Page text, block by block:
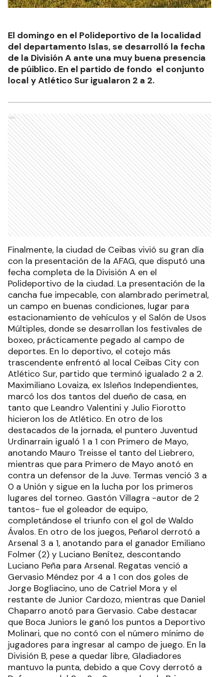
El domingo en el Polideportivo de la localidad
del departamento Islas, se desarrolló la fecha
de la División A ante una muy buena presencia
de púiblico. En el partido de fondo el conjunto
local y Atlético Sur igualaron 2 a 2.
Ads
Finalmente, la ciudad de Ceibas vivió su gran día
con la presentación de la AFAG, que disputó una
fecha completa de la División A en el
Polideportivo de la ciudad. La presentación de la
cancha fue impecable, con alambrado perimetral,
un campo en buenas condiciones, lugar para
estacionamiento de vehículos y el Salón de Usos
Múltiples, donde se desarrollan los festivales de
boxeo, prácticamente pegado al campo de
deportes. En lo deportivo, el cotejo más
trascendente enfrentó al local Ceibas City con
Atlético Sur, partido que terminó igualado 2 a 2.
Maximiliano Lovaiza, ex Isleños Independientes,
marcó los dos tantos del dueño de casa, en
tanto que Leandro Valentini y Julio Fiorotto
hicieron los de Atlético. En otro de los
destacados de la jornada, el puntero Juventud
Urdinarrain igualó 1 a 1 con Primero de Mayo,
anotando Mauro Treisse el tanto del Liebrero,
mientras que para Primero de Mayo anotó en
contra un defensor de la Juve. Termas venció 3 a
0 a Unión y sigue en la lucha por los primeros
lugares del torneo. Gastón Villagra -autor de 2
tantos- fue el goleador de equipo,
completándose el triunfo con el gol de Waldo
Ávalos. En otro de los juegos, Peñarol derrotó a
Arsenal 3 a 1, anotando para el ganador Emiliano
Folmer (2) y Luciano Benítez, descontando
Luciano Peña para Arsenal. Regatas venció a
Gervasio Méndez por 4 a 1 con dos goles de
Jorge Bogliacino, uno de Catriel Mora y el
restante de Junior Cardozo, mientras que Daniel
Chaparro anotó para Gervasio. Cabe destacar
que Boca Juniors le ganó los puntos a Deportivo
Molinari, que no contó con el número mínimo de
jugadores para ingresar al campo de juego. En la
División B, pese a quedar libre, Gladiadores
mantuvo la punta, debido a que Covy derrotó a